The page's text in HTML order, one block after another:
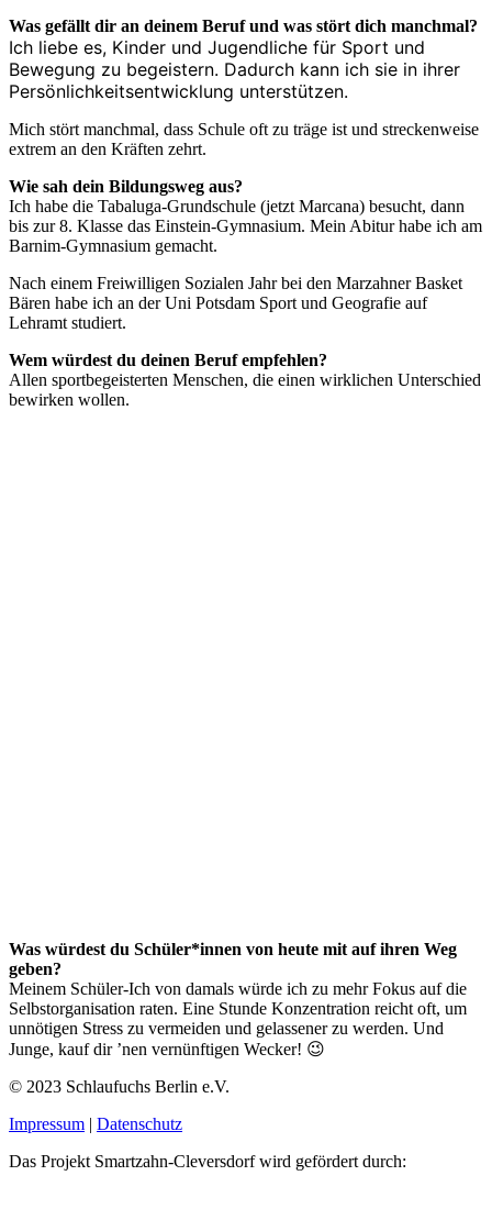
Was gefällt dir an deinem Beruf und was stört dich manchmal?
Ich liebe es, Kinder und Jugendliche für Sport und
Bewegung zu begeistern. Dadurch kann ich sie in ihrer
Persönlichkeitsentwicklung unterstützen.
Mich stört manchmal, dass Schule oft zu träge ist und streckenweise
extrem an den Kräften zehrt.
Wie sah dein Bildungsweg aus?
Ich habe die Tabaluga-Grundschule (jetzt Marcana) besucht, dann
bis zur 8. Klasse das Einstein-Gymnasium. Mein Abitur habe ich am
Barnim-Gymnasium gemacht.
Nach einem Freiwilligen Sozialen Jahr bei den Marzahner Basket
Bären habe ich an der Uni Potsdam Sport und Geografie auf
Lehramt studiert.
Wem würdest du deinen Beruf empfehlen?
Allen sportbegeisterten Menschen, die einen wirklichen Unterschied
bewirken wollen.
Was würdest du Schüler*innen von heute mit auf ihren Weg
geben?
Meinem Schüler-Ich von damals würde ich zu mehr Fokus auf die
Selbstorganisation raten. Eine Stunde Konzentration reicht oft, um
unnötigen Stress zu vermeiden und gelassener zu werden. Und
Junge, kauf dir ’nen vernünftigen Wecker! 😉
© 2023 Schlaufuchs Berlin e.V.
Impressum | Datenschutz
Das Projekt Smartzahn-Cleversdorf wird gefördert durch: